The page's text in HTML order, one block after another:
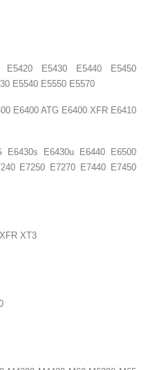
E5430 E5440 E5450
E5540 E5550 E5570
E6400 ATG E6400 XFR E6410
E6430s E6430u E6440 E6500
E7250 E7270 E7440 E7450
XT3